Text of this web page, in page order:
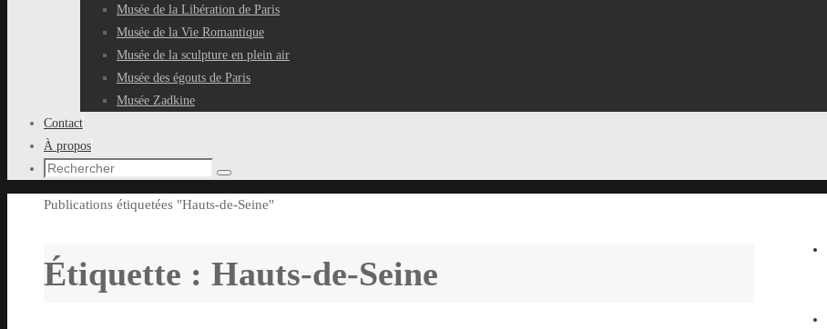
Musée de la Libération de Paris
Musée de la Vie Romantique
Musée de la sculpture en plein air
Musée des égouts de Paris
Musée Zadkine
Contact
À propos
Recherche
:
Rechercher
Accueil
Publications étiquetées "Hauts-de-Seine"
Étiquette : Hauts-de-Seine